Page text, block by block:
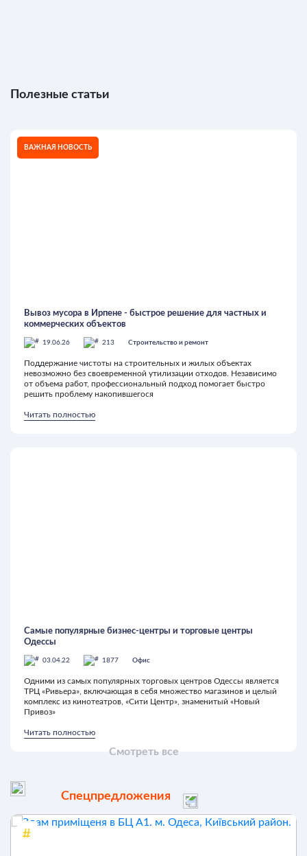
Полезные статьи
Смотреть все
ВАЖНАЯ НОВОСТЬ
Вывоз мусора в Ирпене - быстрое решение для частных и
коммерческих объектов
19.06.26 213 Строительство и ремонт
Поддержание чистоты на строительных и жилых объектах
невозможно без своевременной утилизации отходов. Независимо
от объема работ, профессиональный подход помогает быстро
решить проблему накопившегося
Читать полностью
Самые популярные бизнес-центры и торговые центры
Одессы
03.04.22 1877 Офис
Одними из самых популярных торговых центров Одессы является
ТРЦ «Ривьера», включающая в себя множество магазинов и целый
комплекс из кинотеатров, «Сити Центр», знаменитый «Новый
Привоз»
Читать полностью
Спецпредложения